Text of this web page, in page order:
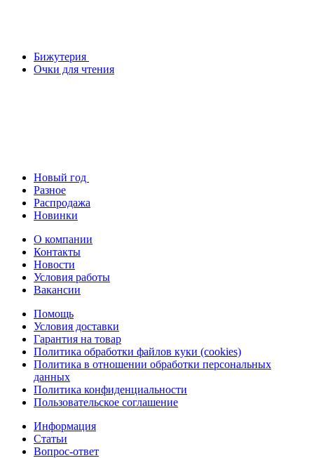
Бижутерия
Очки для чтения
Новый год
Разное
Распродажа
Новинки
О компании
Контакты
Новости
Условия работы
Вакансии
Помощь
Условия доставки
Гарантия на товар
Политика обработки файлов куки (cookies)
Политика в отношении обработки персональных
данных
Политика конфиденциальности
Пользовательское соглашение
Информация
Статьи
Вопрос-ответ